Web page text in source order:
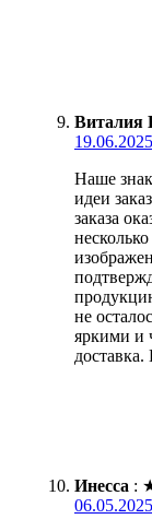
Виталия
19.06.2025
Наше
идеи
заказа
не
яркими и
Инесса :
06.05.2025